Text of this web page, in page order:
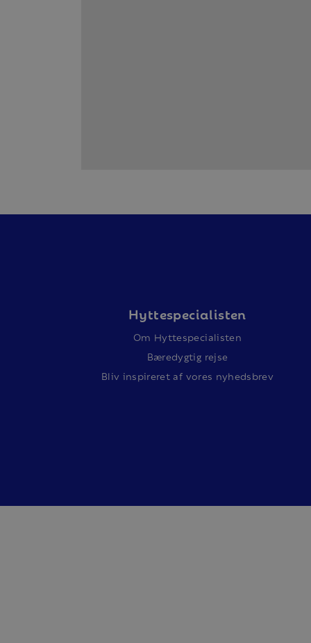
Hyttespecialisten
Om Hyttespecialisten
Bæredygtig rejse
Bliv inspireret af vores nyhedsbrev